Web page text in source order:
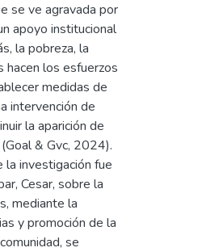
se ve agravada por
apoyo institucional
la pobreza, la
hacen los esfuerzos
medidas de
intervención de
la aparición de
& Gvc, 2024).
investigación fue
Cesar, sobre la
mediante la
y promoción de la
se